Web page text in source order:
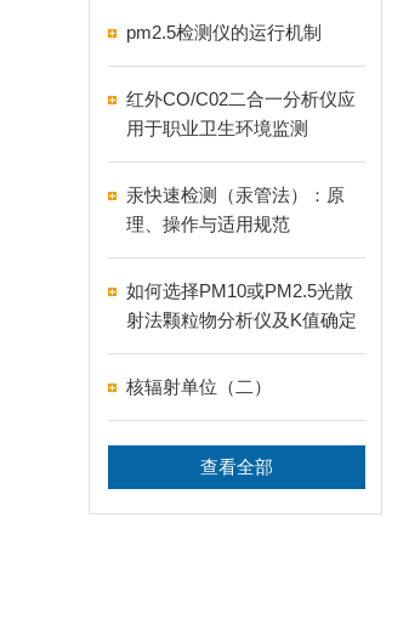
pm2.5检测仪的运行机制
红外CO/C02二合一分析仪应
用于职业卫生环境监测
汞快速检测（汞管法）：原
理、操作与适用规范
如何选择PM10或PM2.5光散
射法颗粒物分析仪及K值确定
核辐射单位（二）
查看全部